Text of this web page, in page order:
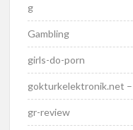
g
Gambling
girls-do-porn
gokturkelektronik.net –
gr-review